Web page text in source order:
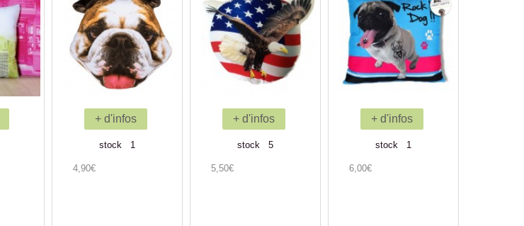
+ d'infos
stock 1
4,90€
+ d'infos
stock 5
5,50€
+ d'infos
stock 1
6,00€